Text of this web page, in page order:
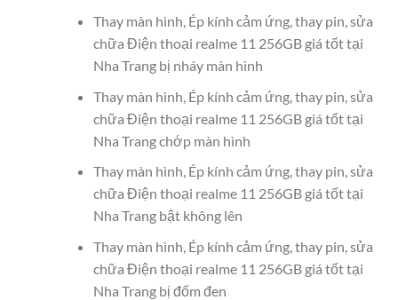
Thay màn hình, Ép kính cảm ứng, thay pin, sửa
chữa Điện thoại realme 11 256GB giá tốt tại
Nha Trang bị nháy màn hình
Thay màn hình, Ép kính cảm ứng, thay pin, sửa
chữa Điện thoại realme 11 256GB giá tốt tại
Nha Trang chớp màn hình
Thay màn hình, Ép kính cảm ứng, thay pin, sửa
chữa Điện thoại realme 11 256GB giá tốt tại
Nha Trang bật không lên
Thay màn hình, Ép kính cảm ứng, thay pin, sửa
chữa Điện thoại realme 11 256GB giá tốt tại
Nha Trang bị đốm đen